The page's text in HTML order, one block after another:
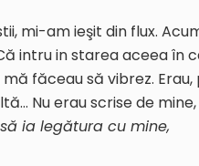
mi-am ieşit din flux.
intru in starea aceea în
făceau să vibrez.
Nu erau scrise de
ia legătura cu mine,